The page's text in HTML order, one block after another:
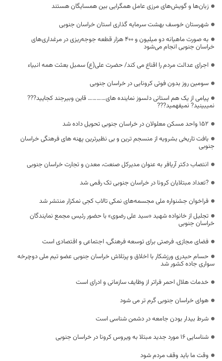
زبان‌ها و گویش‌های مرزی عامل همگرایی بین همسایگان هستند
شهرستان خوسف بهشت سرمایه گذاری استان خراسان جنوبی
به صورت ماهیانه دو میلیون و ۴۰۰ هزار قطعه جوجه‌ریزی در مرغداری‌های
خراسان جنوبی انجام می‌شود
اجرای عدالت مردم را اقناع می کند/ حضرت علی(ع) سمبل بعثت همه انبیاء
سومین روز بدون فوتی کرونایی در خراسان جنوبی
پیامی از یک هم استانی دلسوز نماینده های………… قاین وبیرجند کجایید???
نمیبینید? نمیفهمید???
۱۵۲ واحد مسکن معلولان در خراسان جنوبی تحویل داده شد
بافت تاریخی بشرویه از منسجم ترین و بی نظیرترین پهنه های فرهنگی خراسان
جنوبی
انتصاب دکتر آریافر به عنوان مدیرکل صنعت، معدن و تجارت خراسان جنوبی
?تعداد مبتلایان کرونا در خراسان جنوبی تک رقمی شد
فراخوان جشنواره ملی مجسمه‌های نمکی تالاب کجی نمکزار منتشر شد
تجلیل از خانواده شهید «سید علی رضوی» با حضور رئیس مجمع نمایندگان
خراسان جنوبی
فضای مجازی، فرصتی برای توسعه فرهنگی، اجتماعی و اقتصادی است
حسام حیدری ورزشکار با اخلاق و پرتلاش خراسان جنوبی عضو تیم ملی دوچرخه
سواری جاده کشور شد
خدمات هلال احمر فراتر از وظایف سازمانی و ادرای است
هوای خراسان جنوبی گرم تر می شود
شرط بیدار بودن جامعه در دشمن شناسی است
شناسایی ۱۶ مورد جدید مبتلا به ویروس کرونا در خراسان جنوبی
وقت ما باید وقف مردم شود